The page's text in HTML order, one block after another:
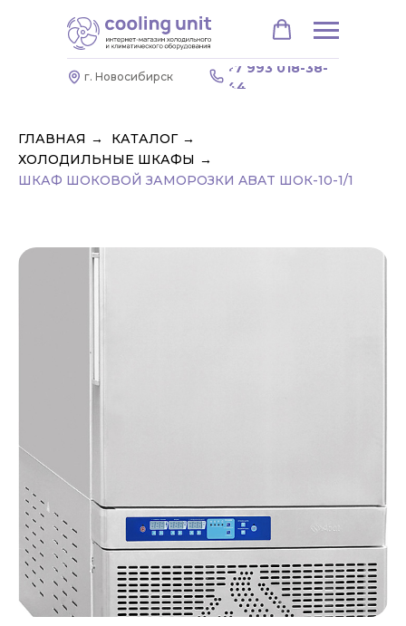
+7 993 018-38-
44
г. Новосибирск
ГЛАВНАЯ → КАТАЛОГ →
ХОЛОДИЛЬНЫЕ ШКАФЫ →
ШКАФ ШОКОВОЙ ЗАМОРОЗКИ ABAT ШОК-10-1/1